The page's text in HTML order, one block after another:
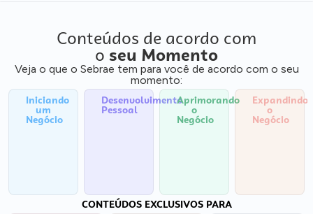
Conteúdos de acordo com
o seu Momento
Veja o que o Sebrae tem para você de acordo com o seu
momento:
Iniciando
um
Negócio
Desenvolvimento
Pessoal
Aprimorando
o
Negócio
Expandindo
o
Negócio
CONTEÚDOS EXCLUSIVOS PARA